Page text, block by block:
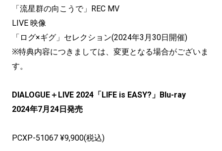
「流星群の向こうで」REC MV
LIVE 映像
「ログ×ギグ」セレクション(2024年3月30日開催)
※特典内容につきましては、変更となる場合がございま
す。
DIALOGUE＋LIVE 2024「LIFE is EASY?」Blu-ray
2024年7月24日発売
PCXP-51067 ¥9,900(税込)